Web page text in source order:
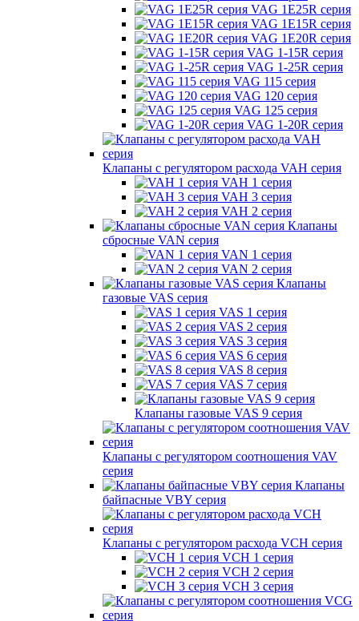
VAG 1E25R серия
VAG 1E15R серия
VAG 1E20R серия
VAG 1-15R серия
VAG 1-25R серия
VAG 115 серия
VAG 120 серия
VAG 125 серия
VAG 1-20R серия
Клапаны с регулятором расхода VAH серия
VAH 1 серия
VAH 3 серия
VAH 2 серия
Клапаны
сбросные VAN серия
VAN 1 серия
VAN 2 серия
Клапаны
газовые VAS серия
VAS 1 серия
VAS 2 серия
VAS 3 серия
VAS 6 серия
VAS 8 серия
VAS 7 серия
Клапаны газовые VAS 9 серия
Клапаны с регулятором соотношения VAV
серия
Клапаны
байпасные VBY серия
Клапаны с регулятором расхода VCH серия
VCH 1 серия
VCH 2 серия
VCH 3 серия